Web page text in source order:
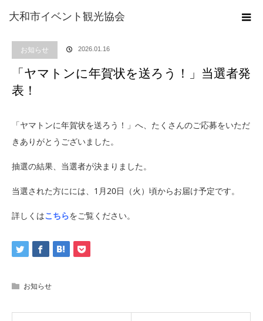
大和市イベント観光協会
ブログ
お知らせ 「ヤマトンに年賀状を送ろう！」当選者発表！
お知らせ 2026.01.16
「ヤマトンに年賀状を送ろう！」当選者発
表！
「ヤマトンに年賀状を送ろう！」へ、たくさんのご応募をいただ
きありがとうございました。
抽選の結果、当選者が決まりました。
当選された方にには、1月20日（火）頃からお届け予定です。
詳しくはこちらをご覧ください。
お知らせ